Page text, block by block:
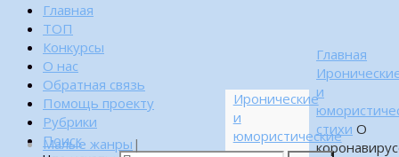
Главная
ТОП
Конкурсы
О нас
Обратная связь
Помощь проекту
Рубрики
Поиск
Главная
и
стихи О
Иронические
и
юмористические
Малые жанры |